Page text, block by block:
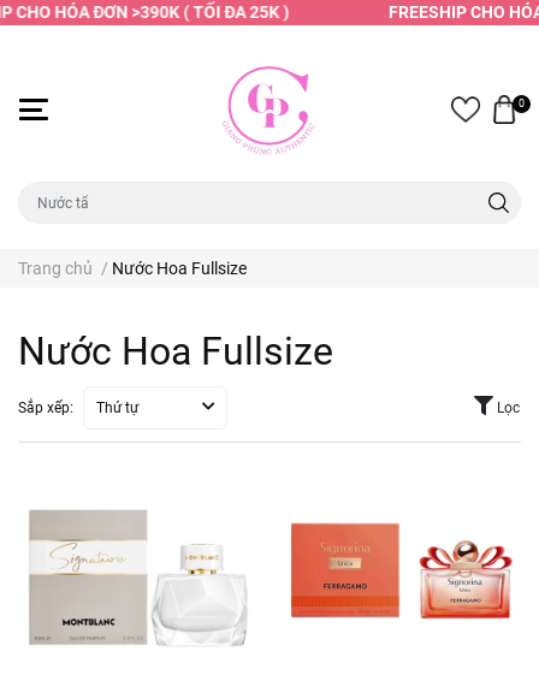
CHO HÓA ĐƠN >390K ( TỐI ĐA 25K ) FREESHIP CHO
0
Trang chủ / Nước Hoa Fullsize
Nước Hoa Fullsize
Sắp xếp: Thứ tự Lọc